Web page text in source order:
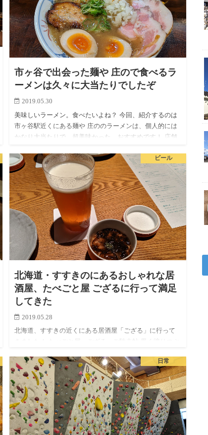
市ヶ谷で出会った麺や 庄ので食べるラ
ーメンは久々に大当たりでしたぞ
2019.05.30
美味しいラーメン。食べたいよね？ 今回、紹介するのは
市ヶ谷駅近くにある麺や 庄ののラーメンは、個人的には
かなり大当たりで、超美味かった。おすすめです！ 店舗
ところにラー…
ビール
北海道・すすきのにあるおしゃれな居
酒屋、たべごと屋 ござるに行って満足
してきた
2019.05.28
北海道、すすきの近くにある居酒屋「ござる」に行って
が入っていると「あー丁寧だなぁ」と感じますよね。第
一印象良し。 …
日常